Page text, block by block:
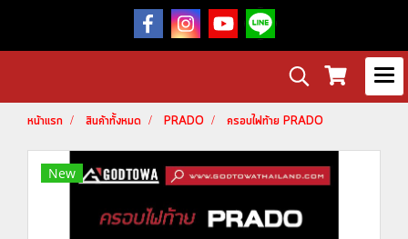
หน้าแรก สินค้าทั้งหมด PRADO ครอบไฟท้าย PRADO
New